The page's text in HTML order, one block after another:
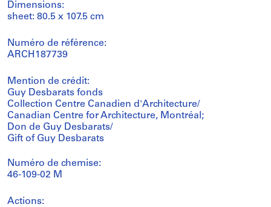
Dimensions:
sheet: 80.5 x 107.5 cm
Numéro de référence:
ARCH187739
Mention de crédit:
Guy Desbarats fonds
Collection Centre Canadien d'Architecture/
Canadian Centre for Architecture, Montréal;
Don de Guy Desbarats/
Gift of Guy Desbarats
Numéro de chemise:
46-109-02 M
Actions: